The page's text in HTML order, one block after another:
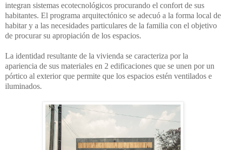
integran sistemas ecotecnológicos procurando el confort de sus
habitantes. El programa arquitectónico se adecuó a la forma local de
habitar y a las necesidades particulares de la familia con el objetivo
de procurar su apropiación de los espacios.
La identidad resultante de la vivienda se caracteriza por la
apariencia de sus materiales en 2 edificaciones que se unen por un
pórtico al exterior que permite que los espacios estén ventilados e
iluminados.